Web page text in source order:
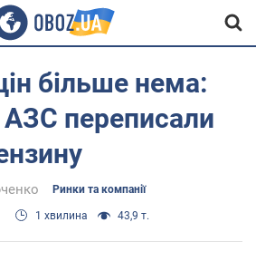
більше нема:
АЗС переписали
Ринки та компанії
1 хвилина 43,9 т.